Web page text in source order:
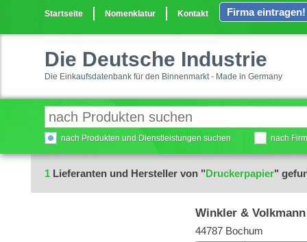
Startseite Nomenklatur Kontakt Firma eintragen!
Die Deutsche Industrie
Die Einkaufsdatenbank für den Binnenmarkt - Made in Germany
nach Produkten und Dienstleistungen suchen nach
1 Lieferanten und Hersteller von "Druckerpapier"
Winkler &
44787 Bochum